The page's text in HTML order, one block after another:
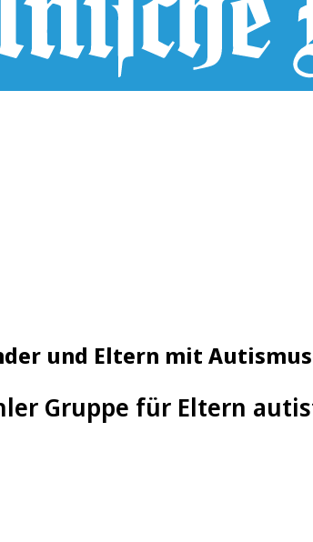
und Eltern mit
Gruppe für Eltern